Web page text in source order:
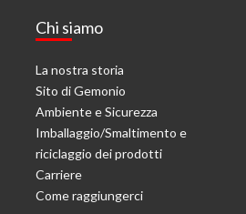
Chi siamo
La nostra storia
Sito di Gemonio
Ambiente e Sicurezza
Imballaggio/Smaltimento e
riciclaggio dei prodotti
Carriere
Come raggiungerci